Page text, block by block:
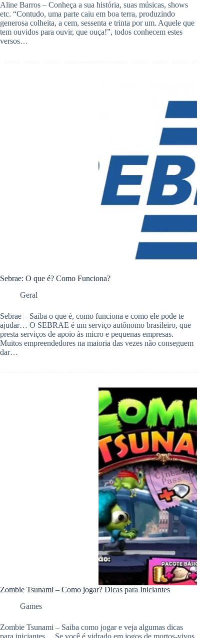
Aline Barros – Conheça a sua história, suas músicas, shows
etc. “Contudo, uma parte caiu em boa terra, produzindo
generosa colheita, a cem, sessenta e trinta por um. Aquele que
tem ouvidos para ouvir, que ouça!”, todos conhecem estes
versos…
Sebrae: O que é? Como Funciona?
Geral
Sebrae – Saiba o que é, como funciona e como ele pode te
ajudar… O SEBRAE é um serviço autônomo brasileiro, que
presta serviços de apoio às micro e pequenas empresas.
Muitos empreendedores na maioria das vezes não conseguem
dar…
Zombie Tsunami – Como jogar? Dicas para Iniciantes
Games
Zombie Tsunami – Saiba como jogar e veja algumas dicas